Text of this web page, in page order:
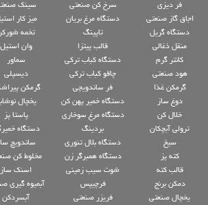
فر دیزی
اجاق گاز صنعتی
دستگاه گریل
منقل ذغالی
کانتر گرم
هود صنعتی
گرمکن غذا
دوغ ساز
خلال کن
ترولی آبچکان
سیخ
کته پز
قالب کته
دمکن برنج
یخچال صنعتی
سرخ کن صنعتی
دستگاه مرغ بریان
تاپینگ
قالب پیتزا
دستگاه کباب ترکی
چاقو کباب ترکی
فر ساندویچی
دستگاه خمیر پهن کن
دستگاه مرغ سوخاری
بردینگ
دستگاه بلال تنوری
دستگاه همبرگر زن
شوت سیب زمینی
فرچیپس
فریزر صنعتی
سینک
میز کار
تخمه
وان استیل
سماور
دیسپلی
گرمکن
یخچال
پاستا پز
دستگاه
ساندویچ
مخلوط کن
اسنک ساز
آبمیوه گیری
آبسردکن